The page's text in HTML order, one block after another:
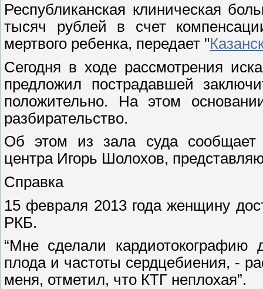
Республиканская клиническая
тысяч рублей в счет
мертвого ребенка, передает "
Сегодня в ходе рассмотрения
предложил пострадавшей
положительно. На этом
разбирательство.
Об этом из зала суда сообщает
центра Игорь Шолохов,
Справка
15 февраля 2013 года женщину
РКБ.
“Мне сделали кардиотокографию
плода и частоты сердцебиения, -
меня, отметил, что КТГ неплохая”.